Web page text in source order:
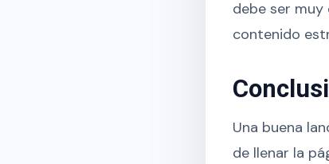
debe ser muy
contenido
Una buena
de llenar la